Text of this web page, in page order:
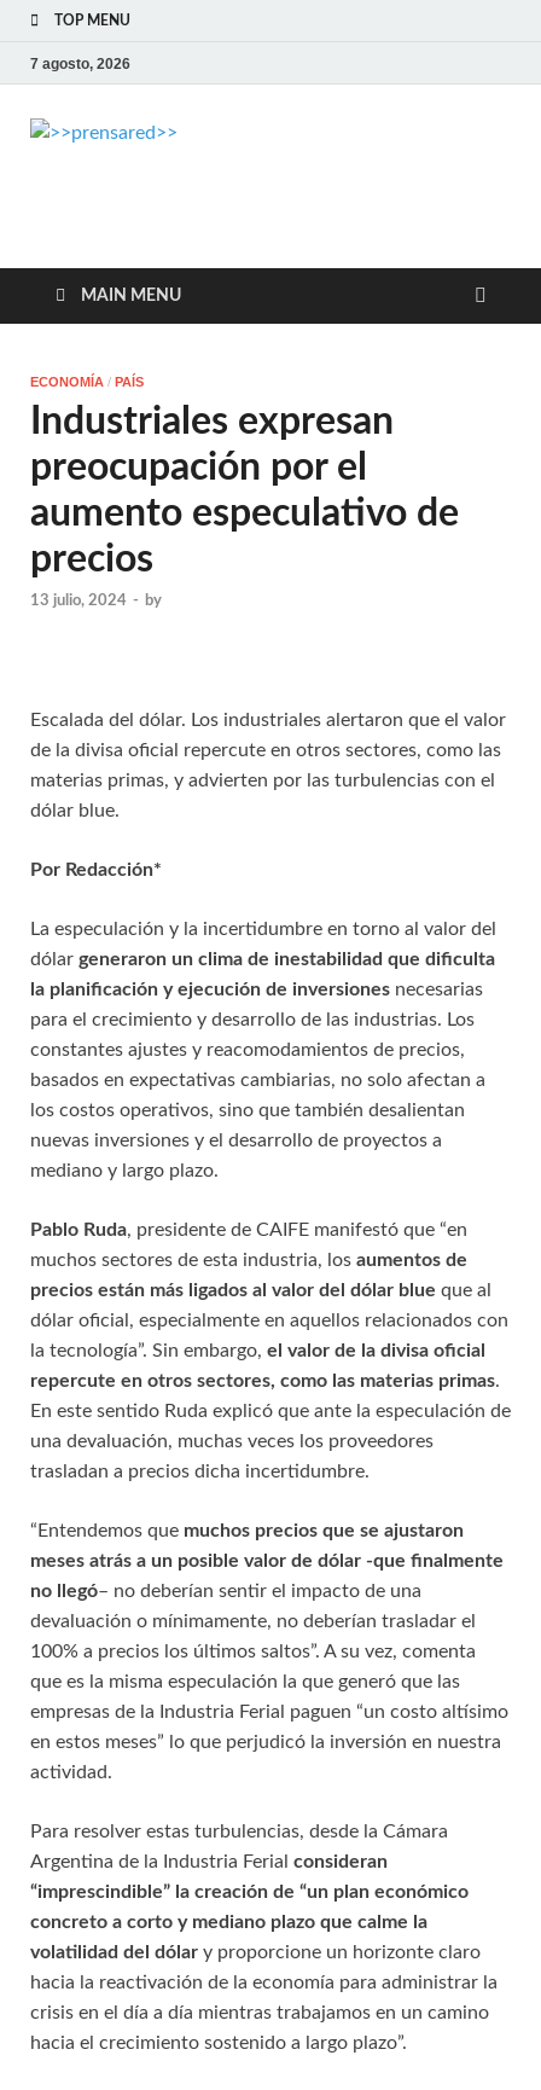
TOP MENU
7 agosto, 2026
MAIN MENU
ECONOMÍA / PAÍS
Industriales expresan
preocupación por el
aumento especulativo de
precios
13 julio, 2024 - by
Escalada del dólar. Los industriales alertaron que el valor
de la divisa oficial repercute en otros sectores, como las
materias primas, y advierten por las turbulencias con el
dólar blue.
Por Redacción*
La especulación y la incertidumbre en torno al valor del
dólar generaron un clima de inestabilidad que dificulta
la planificación y ejecución de inversiones necesarias
para el crecimiento y desarrollo de las industrias. Los
constantes ajustes y reacomodamientos de precios,
basados en expectativas cambiarias, no solo afectan a
los costos operativos, sino que también desalientan
nuevas inversiones y el desarrollo de proyectos a
mediano y largo plazo.
Pablo Ruda, presidente de CAIFE manifestó que “en
muchos sectores de esta industria, los aumentos de
precios están más ligados al valor del dólar blue que al
dólar oficial, especialmente en aquellos relacionados con
la tecnología”. Sin embargo, el valor de la divisa oficial
repercute en otros sectores, como las materias primas.
En este sentido Ruda explicó que ante la especulación de
una devaluación, muchas veces los proveedores
trasladan a precios dicha incertidumbre.
“Entendemos que muchos precios que se ajustaron
meses atrás a un posible valor de dólar -que finalmente
no llegó– no deberían sentir el impacto de una
devaluación o mínimamente, no deberían trasladar el
100% a precios los últimos saltos”. A su vez, comenta
que es la misma especulación la que generó que las
empresas de la Industria Ferial paguen “un costo altísimo
en estos meses” lo que perjudicó la inversión en nuestra
actividad.
Para resolver estas turbulencias, desde la Cámara
Argentina de la Industria Ferial consideran
“imprescindible” la creación de “un plan económico
concreto a corto y mediano plazo que calme la
volatilidad del dólar y proporcione un horizonte claro
hacia la reactivación de la economía para administrar la
crisis en el día a día mientras trabajamos en un camino
hacia el crecimiento sostenido a largo plazo”.